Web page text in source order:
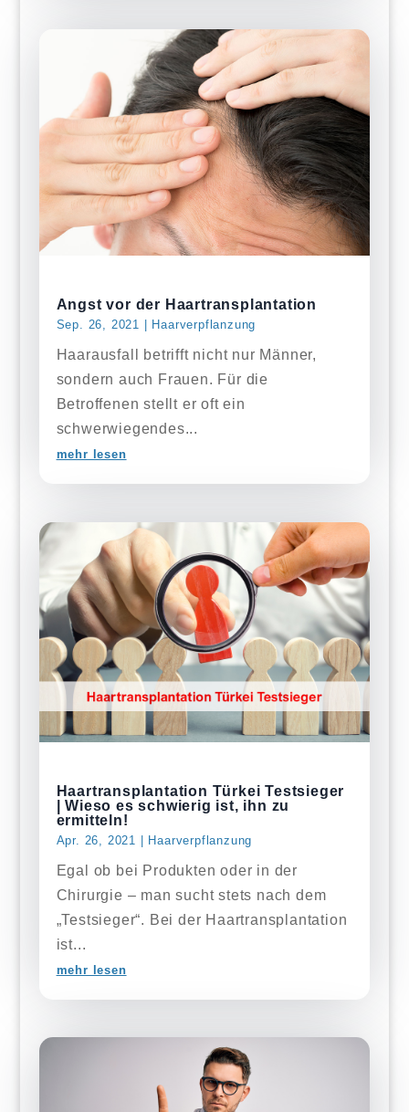
Angst vor der Haartransplantation
Sep. 26, 2021 Haarverpflanzung
Haarausfall betrifft nicht nur Männer,
sondern auch Frauen. Für die
Betroffenen stellt er oft ein
schwerwiegendes...
mehr lesen
Haartransplantation Türkei Testsieger
| Wieso es schwierig ist, ihn zu
ermitteln!
Apr. 26, 2021 | Haarverpflanzung
Egal ob bei Produkten oder in der
Chirurgie – man sucht stets nach dem
„Testsieger“. Bei der Haartransplantation
ist...
mehr lesen